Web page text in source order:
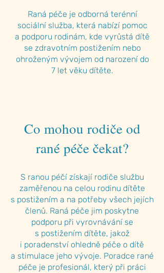
Raná péče je odborná terénní
sociální služba, která nabízí pomoc
a podporu rodinám, kde vyrůstá dítě
se zdravotním postižením nebo
ohroženým vývojem od narození do
7 let věku dítěte.
Co mohou rodiče od
rané péče čekat?
S ranou péčízískají rodiče službu
zaměřenou na celou rodinu dítěte
s postižením a na potřeby všech jejích
členů. Raná péče jim poskytne
podporu při vyrovnávání se
s postižením dítěte, jakož
i poradenství ohledně péče o dítě
a stimulace jeho vývoje. Poradce rané
péče je profesionál, který při práci